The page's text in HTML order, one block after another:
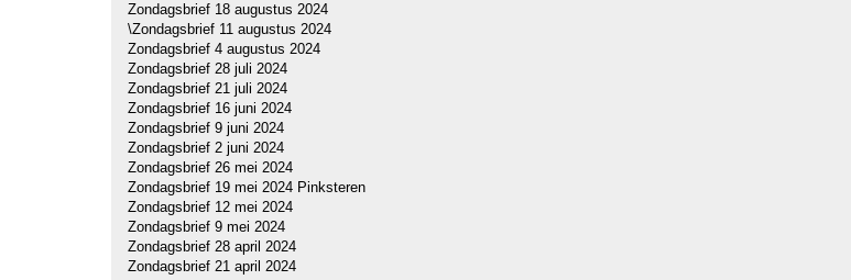
Zondagsbrief 18 augustus 2024
\Zondagsbrief 11 augustus 2024
Zondagsbrief 4 augustus 2024
Zondagsbrief 28 juli 2024
Zondagsbrief 21 juli 2024
Zondagsbrief 16 juni 2024
Zondagsbrief 9 juni 2024
Zondagsbrief 2 juni 2024
Zondagsbrief 26 mei 2024
Zondagsbrief 19 mei 2024 Pinksteren
Zondagsbrief 12 mei 2024
Zondagsbrief 9 mei 2024
Zondagsbrief 28 april 2024
Zondagsbrief 21 april 2024